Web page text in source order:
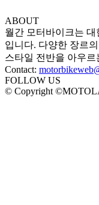
ABOUT
월간 모터바이크는
입니다. 다양한 장르
스타일 전반을 아우
Contact:
FOLLOW US
© Copyright